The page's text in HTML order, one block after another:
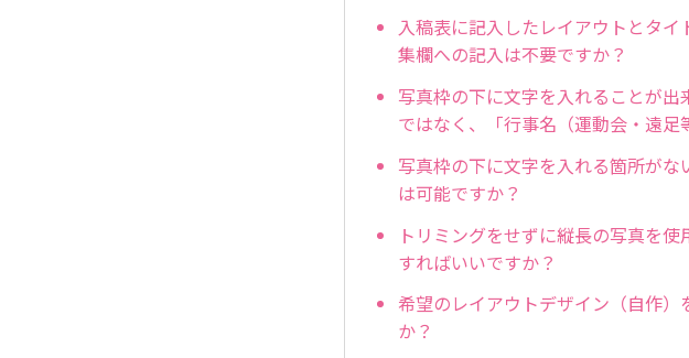
入稿表に記入したレイアウトとタ
集欄への記入は不要ですか？
写真枠の下に文字を入れることが出
ではなく、「行事名（運動会・遠
写真枠の下に文字を入れる箇所が
は可能ですか？
トリミングをせずに縦長の写真を
すればいいですか？
希望のレイアウトデザイン（自作
か？